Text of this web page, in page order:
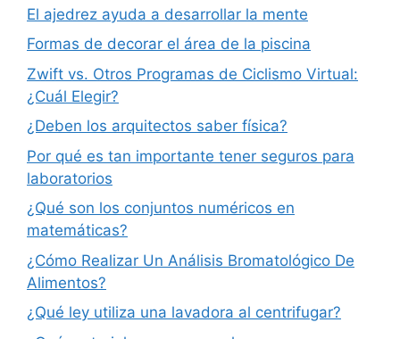
El ajedrez ayuda a desarrollar la mente
Formas de decorar el área de la piscina
Zwift vs. Otros Programas de Ciclismo Virtual:
¿Cuál Elegir?
¿Deben los arquitectos saber física?
Por qué es tan importante tener seguros para
laboratorios
¿Qué son los conjuntos numéricos en
matemáticas?
¿Cómo Realizar Un Análisis Bromatológico De
Alimentos?
¿Qué ley utiliza una lavadora al centrifugar?